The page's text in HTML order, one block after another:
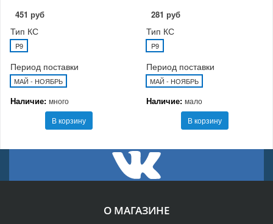
451 руб
Тип КС
P9
Период поставки
МАЙ - НОЯБРЬ
Наличие: много
В корзину
281 руб
Тип КС
P9
Период поставки
МАЙ - НОЯБРЬ
Наличие: мало
В корзину
О МАГАЗИНЕ